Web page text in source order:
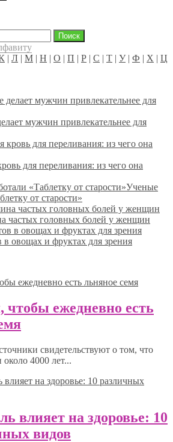
| Л | М | Н | О | П | Р | С | Т | У| Ф | Х | Ц
мужчин привлекательнее для
для переливания: из чего она
Ученые
от старости»
частых головных болей у женщин
в овощах и фруктах для зрения
чтобы ежедневно есть
свидетельствуют о том, что
4000 лет...
влияет на здоровье: 10
видов